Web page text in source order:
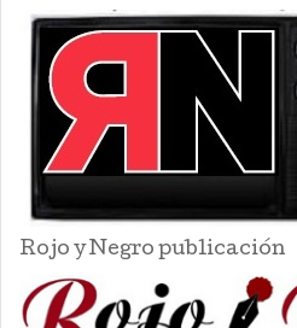
Rojo y Negro publicación